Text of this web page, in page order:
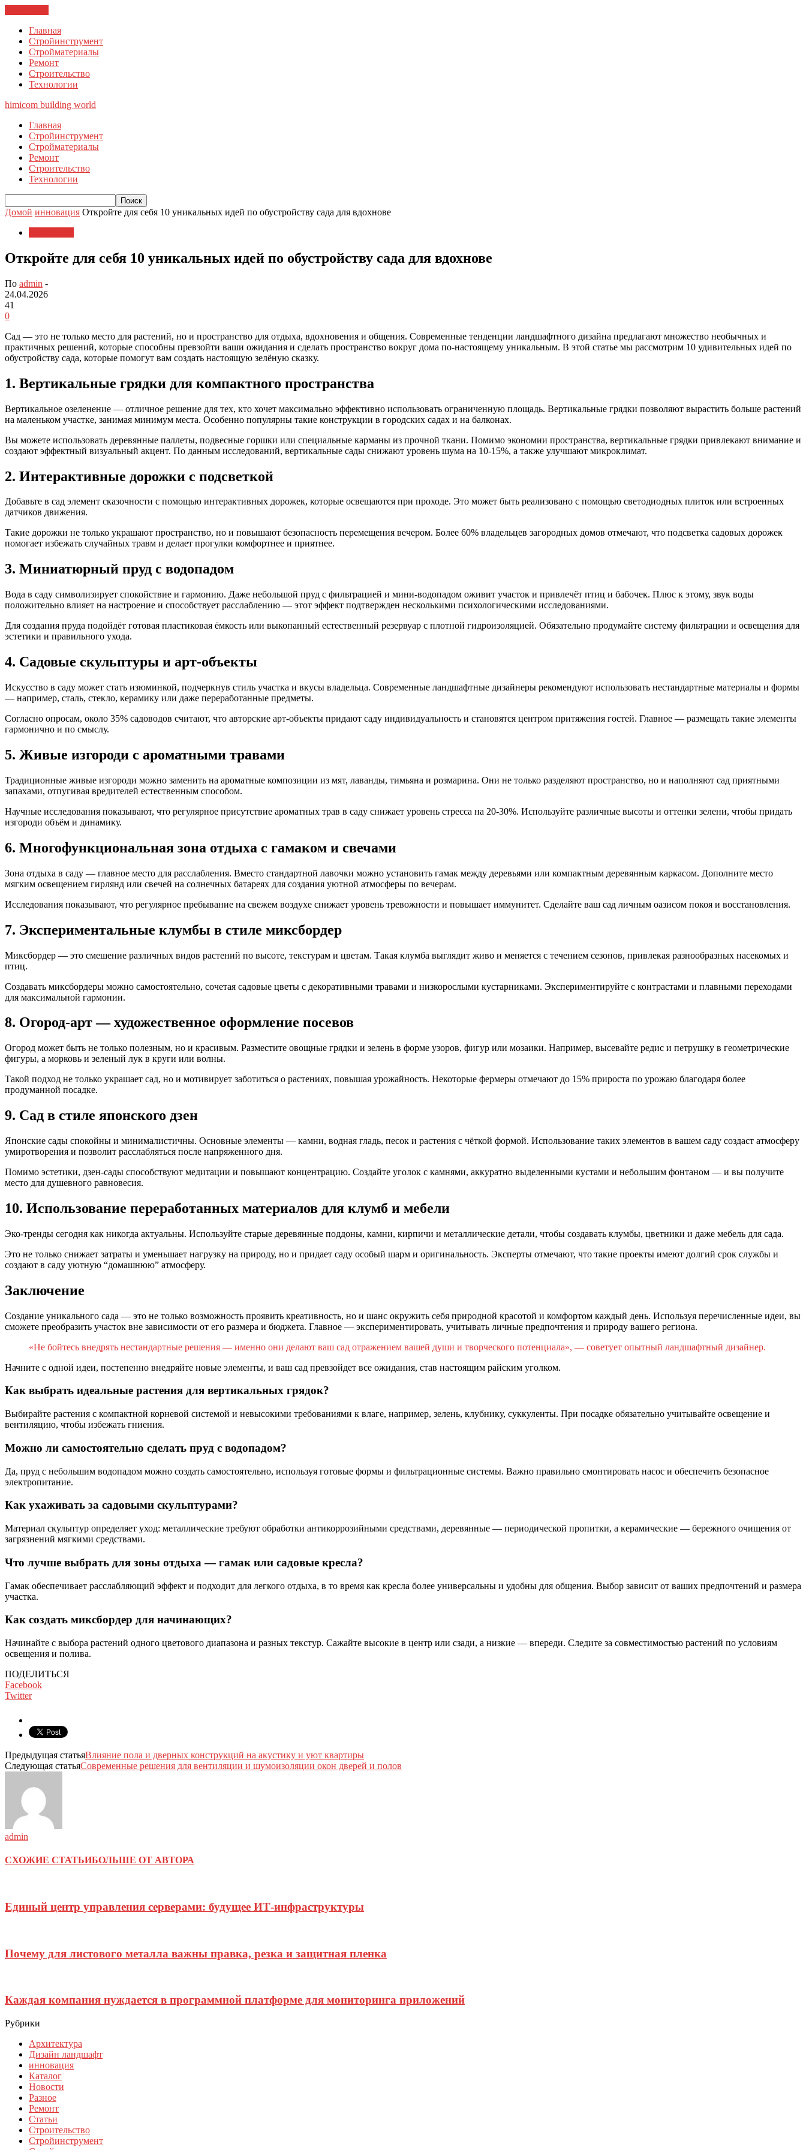
Главная
Стройинструмент
Стройматериалы
Ремонт
Строительство
Технологии
himicom building world
Главная
Стройинструмент
Стройматериалы
Ремонт
Строительство
Технологии
Домой инновация Откройте для себя 10 уникальных идей по обустройству сада для вдохнове
Откройте для себя 10 уникальных идей по обустройству сада для вдохнове
По admin -
24.04.2026
41
0
Сад — это не только место для растений, но и пространство для отдыха, вдохновения и общения. Современные тенденции ландшафтного дизайна предлагают множество необычных и
практичных решений, которые способны превзойти ваши ожидания и сделать пространство вокруг дома по-настоящему уникальным. В этой статье мы рассмотрим 10 удивительных идей по
обустройству сада, которые помогут вам создать настоящую зелёную сказку.
1. Вертикальные грядки для компактного пространства
Вертикальное озеленение — отличное решение для тех, кто хочет максимально эффективно использовать ограниченную площадь. Вертикальные грядки позволяют вырастить больше растений
на маленьком участке, занимая минимум места. Особенно популярны такие конструкции в городских садах и на балконах.
Вы можете использовать деревянные паллеты, подвесные горшки или специальные карманы из прочной ткани. Помимо экономии пространства, вертикальные грядки привлекают внимание и
создают эффектный визуальный акцент. По данным исследований, вертикальные сады снижают уровень шума на 10-15%, а также улучшают микроклимат.
2. Интерактивные дорожки с подсветкой
Добавьте в сад элемент сказочности с помощью интерактивных дорожек, которые освещаются при проходе. Это может быть реализовано с помощью светодиодных плиток или встроенных
датчиков движения.
Такие дорожки не только украшают пространство, но и повышают безопасность перемещения вечером. Более 60% владельцев загородных домов отмечают, что подсветка садовых дорожек
помогает избежать случайных травм и делает прогулки комфортнее и приятнее.
3. Миниатюрный пруд с водопадом
Вода в саду символизирует спокойствие и гармонию. Даже небольшой пруд с фильтрацией и мини-водопадом оживит участок и привлечёт птиц и бабочек. Плюс к этому, звук воды
положительно влияет на настроение и способствует расслаблению — этот эффект подтвержден несколькими психологическими исследованиями.
Для создания пруда подойдёт готовая пластиковая ёмкость или выкопанный естественный резервуар с плотной гидроизоляцией. Обязательно продумайте систему фильтрации и освещения для
эстетики и правильного ухода.
4. Садовые скульптуры и арт-объекты
Искусство в саду может стать изюминкой, подчеркнув стиль участка и вкусы владельца. Современные ландшафтные дизайнеры рекомендуют использовать нестандартные материалы и формы
— например, сталь, стекло, керамику или даже переработанные предметы.
Согласно опросам, около 35% садоводов считают, что авторские арт-объекты придают саду индивидуальность и становятся центром притяжения гостей. Главное — размещать такие элементы
гармонично и по смыслу.
5. Живые изгороди с ароматными травами
Традиционные живые изгороди можно заменить на ароматные композиции из мят, лаванды, тимьяна и розмарина. Они не только разделяют пространство, но и наполняют сад приятными
запахами, отпугивая вредителей естественным способом.
Научные исследования показывают, что регулярное присутствие ароматных трав в саду снижает уровень стресса на 20-30%. Используйте различные высоты и оттенки зелени, чтобы придать
изгороди объём и динамику.
6. Многофункциональная зона отдыха с гамаком и свечами
Зона отдыха в саду — главное место для расслабления. Вместо стандартной лавочки можно установить гамак между деревьями или компактным деревянным каркасом. Дополните место
мягким освещением гирлянд или свечей на солнечных батареях для создания уютной атмосферы по вечерам.
Исследования показывают, что регулярное пребывание на свежем воздухе снижает уровень тревожности и повышает иммунитет. Сделайте ваш сад личным оазисом покоя и восстановления.
7. Экспериментальные клумбы в стиле миксбордер
Миксбордер — это смешение различных видов растений по высоте, текстурам и цветам. Такая клумба выглядит живо и меняется с течением сезонов, привлекая разнообразных насекомых и
птиц.
Создавать миксбордеры можно самостоятельно, сочетая садовые цветы с декоративными травами и низкорослыми кустарниками. Экспериментируйте с контрастами и плавными переходами
для максимальной гармонии.
8. Огород-арт — художественное оформление посевов
Огород может быть не только полезным, но и красивым. Разместите овощные грядки и зелень в форме узоров, фигур или мозаики. Например, высевайте редис и петрушку в геометрические
фигуры, а морковь и зеленый лук в круги или волны.
Такой подход не только украшает сад, но и мотивирует заботиться о растениях, повышая урожайность. Некоторые фермеры отмечают до 15% прироста по урожаю благодаря более
продуманной посадке.
9. Сад в стиле японского дзен
Японские сады спокойны и минималистичны. Основные элементы — камни, водная гладь, песок и растения с чёткой формой. Использование таких элементов в вашем саду создаст атмосферу
умиротворения и позволит расслабляться после напряженного дня.
Помимо эстетики, дзен-сады способствуют медитации и повышают концентрацию. Создайте уголок с камнями, аккуратно выделенными кустами и небольшим фонтаном — и вы получите
место для душевного равновесия.
10. Использование переработанных материалов для клумб и мебели
Эко-тренды сегодня как никогда актуальны. Используйте старые деревянные поддоны, камни, кирпичи и металлические детали, чтобы создавать клумбы, цветники и даже мебель для сада.
Это не только снижает затраты и уменьшает нагрузку на природу, но и придает саду особый шарм и оригинальность. Эксперты отмечают, что такие проекты имеют долгий срок службы и
создают в саду уютную “домашнюю” атмосферу.
Заключение
Создание уникального сада — это не только возможность проявить креативность, но и шанс окружить себя природной красотой и комфортом каждый день. Используя перечисленные идеи, вы
сможете преобразить участок вне зависимости от его размера и бюджета. Главное — экспериментировать, учитывать личные предпочтения и природу вашего региона.
«Не бойтесь внедрять нестандартные решения — именно они делают ваш сад отражением вашей души и творческого потенциала», — советует опытный ландшафтный дизайнер.
Начните с одной идеи, постепенно внедряйте новые элементы, и ваш сад превзойдет все ожидания, став настоящим райским уголком.
Как выбрать идеальные растения для вертикальных грядок?
Выбирайте растения с компактной корневой системой и невысокими требованиями к влаге, например, зелень, клубнику, суккуленты. При посадке обязательно учитывайте освещение и
вентиляцию, чтобы избежать гниения.
Можно ли самостоятельно сделать пруд с водопадом?
Да, пруд с небольшим водопадом можно создать самостоятельно, используя готовые формы и фильтрационные системы. Важно правильно смонтировать насос и обеспечить безопасное
электропитание.
Как ухаживать за садовыми скульптурами?
Материал скульптур определяет уход: металлические требуют обработки антикоррозийными средствами, деревянные — периодической пропитки, а керамические — бережного очищения от
загрязнений мягкими средствами.
Что лучше выбрать для зоны отдыха — гамак или садовые кресла?
Гамак обеспечивает расслабляющий эффект и подходит для легкого отдыха, в то время как кресла более универсальны и удобны для общения. Выбор зависит от ваших предпочтений и размера
участка.
Как создать миксбордер для начинающих?
Начинайте с выбора растений одного цветового диапазона и разных текстур. Сажайте высокие в центр или сзади, а низкие — впереди. Следите за совместимостью растений по условиям
освещения и полива.
ПОДЕЛИТЬСЯ
Facebook
Twitter
Предыдущая статьяВлияние пола и дверных конструкций на акустику и уют квартиры
Следующая статьяСовременные решения для вентиляции и шумоизоляции окон дверей и полов
admin
СХОЖИЕ СТАТЬИБОЛЬШЕ ОТ АВТОРА
Единый центр управления серверами: будущее ИТ-инфраструктуры
Почему для листового металла важны правка, резка и защитная пленка
Каждая компания нуждается в программной платформе для мониторинга приложений
Рубрики
Архитектура
Дизайн ландшафт
инновация
Каталог
Новости
Разное
Ремонт
Статьи
Строительство
Стройинструмент